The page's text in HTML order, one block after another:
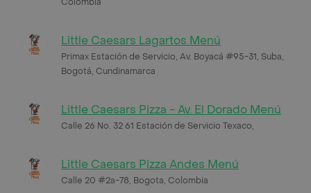
Little Caesars Lagartos Menú
Primax Estación de Servicio, Av. Boyacá #95-31, Suba,
Bogotá, Cundinamarca
Little Caesars Pizza - Av. El Dorado Menú
Calle 26 No. 32 61 Estación de Servicio Texaco,
Little Caesars Pizza Andes Menú
Calle 20 #2a-78, Bogota, Colombia